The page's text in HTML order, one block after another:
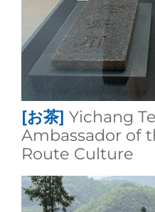
[お茶] Yichang
Ambassador of
Route Culture